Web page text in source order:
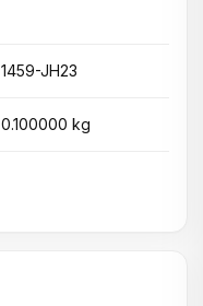
1459-JH23
0.100000 kg